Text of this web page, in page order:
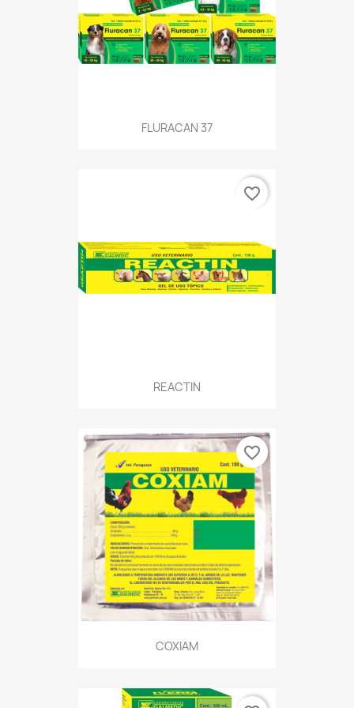
FLURACAN 37
REACTIN
favorite_border
COXIAM
favorite_border